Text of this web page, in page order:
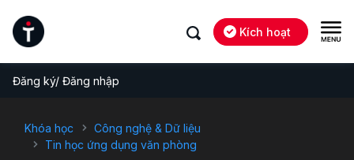
Kích hoạt
Đăng ký/ Đăng nhập
Khóa học
Công nghệ & Dữ liệu
Tin học ứng dụng văn phòng